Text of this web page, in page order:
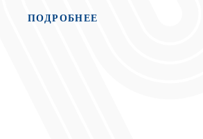
ПОДРОБНЕЕ